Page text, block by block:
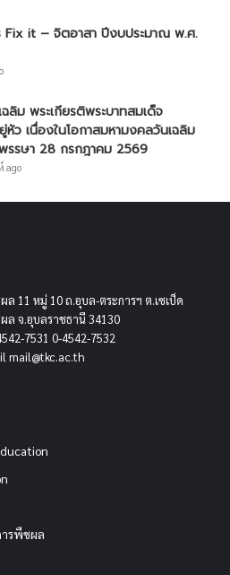
Fix it – จิตอาสา ปีงบประมาณ พ.ศ.
ฉลิม พระเกียรติพระบาทสมเด็จ
หัว เนื่องในโอกาสมหามงคลวันเฉลิม
รรษา 28 กรกฎาคม 2569
ago
11 หมู่ 10 ถ.อุบล-ตระการฯ ต.เซเป็ด
ล จ.อุบลราชธานี 34130
7531 0-4542-7532
mail@tkc.ac.th
รพืชผล